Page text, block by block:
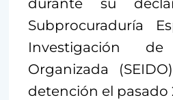
durante su
Subprocuraduría
Investigación de
Organizada
detención el pasado